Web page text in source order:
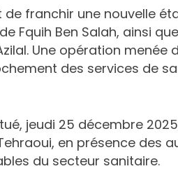
de franchir une nouvelle
Fquih Ben Salah, ainsi
Une opération menée
des services de
jeudi 25 décembre
en présence des
du secteur sanitaire.